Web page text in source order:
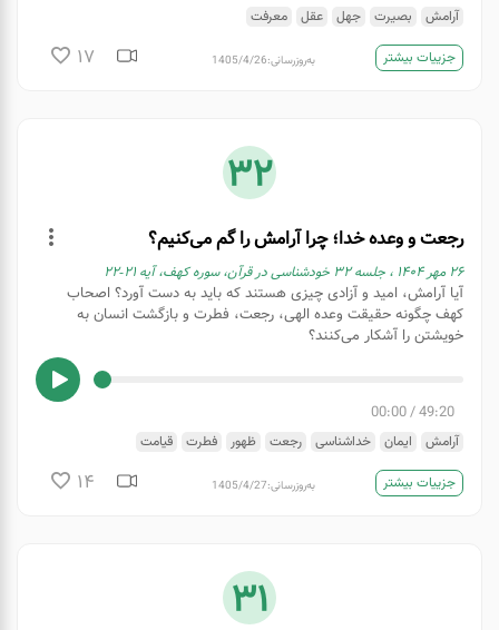
آرامش بصیرت جهل عقل معرفت
جزییات بیشتر به‌روزرسانی:1405/4/26
17
32
رجعت و وعده خدا؛ چرا آرامش را گم می‌کنیم؟
۲۶ مهر ۱۴۰۴ ، جلسه ۳۲ خودشناسی در قرآن، سوره کهف، آیه ۲۱-۲۲
آیا آرامش، امید و آزادی چیزی هستند که باید به دست آورد؟ اصحاب
کهف چگونه حقیقت وعده الهی، رجعت، فطرت و بازگشت انسان به
خویشتن را آشکار می‌کنند؟
49:20
/
00:00
آرامش ایمان خداشناسی رجعت ظهور فطرت قیامت
جزییات بیشتر به‌روزرسانی:1405/4/27
14
31